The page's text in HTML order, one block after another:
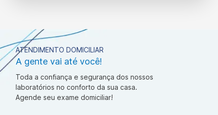
ATENDIMENTO DOMICILIAR
A gente vai até você!
Toda a confiança e segurança dos nossos
laboratórios no conforto da sua casa.
Agende seu exame domiciliar!